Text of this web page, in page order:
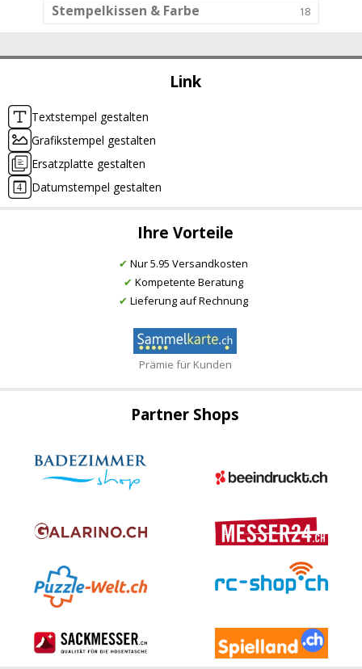
Link
Textstempel gestalten
Grafikstempel gestalten
Ersatzplatte gestalten
Datumstempel gestalten
Ihre Vorteile
✔ Nur 5.95 Versandkosten
✔ Kompetente Beratung
✔ Lieferung auf Rechnung
Prämie für Kunden
Stempelkissen & Farbe 18
Partner Shops